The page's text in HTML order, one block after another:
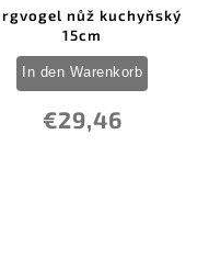
nůž kuchyňský
15cm
€29,46
In den Warenkorb